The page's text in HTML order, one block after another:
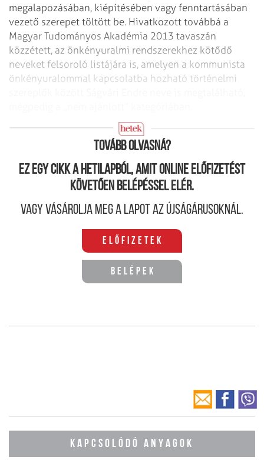
megalapozásában, kiépítésében vagy fenntartásában
vezető szerepet töltött be. Hivatkozott továbbá a
Magyar Tudományos Akadémia 2013 tavaszán
közzétett, az önkényuralmi rendszerekhez kötődő
neveket felsoroló listájára is, amelyen a kommunista
önkényuralommal kapcsolatba hozható történelmi
Központi kontra helyi akarat
Tovább olvasná?
Ez egy cikk a hetilapból, amit online előfizetést
követően belépéssel elér.
Vagy vásárolja meg a lapot az újságárusoknál.
Előfizetek
Belépek
KAPCSOLÓDÓ ANYAGOK